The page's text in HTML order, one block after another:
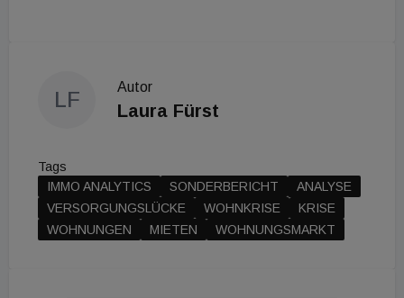
LF
Autor
Laura Fürst
Tags
IMMO ANALYTICS
SONDERBERICHT
ANALYSE
VERSORGUNGSLÜCKE
WOHNKRISE
KRISE
WOHNUNGEN
MIETEN WOHNUNGSMARKT